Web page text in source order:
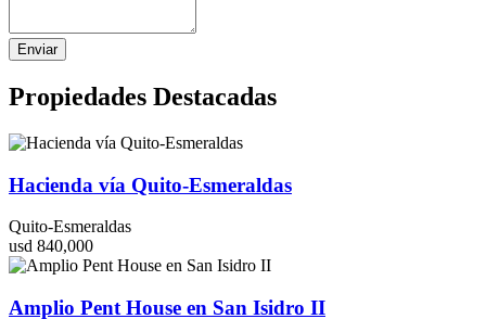
Enviar
Propiedades Destacadas
Hacienda vía Quito-Esmeraldas
Quito-Esmeraldas
usd 840,000
Amplio Pent House en San Isidro II